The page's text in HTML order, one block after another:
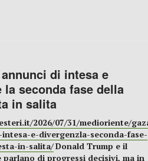
di intesa e
la seconda fase della
in salita
2026/07/31/medioriente/
e-divergenzla-seconda-fase-
in-salita/Donald Trump e il
parlano di progressi decisivi, ma in